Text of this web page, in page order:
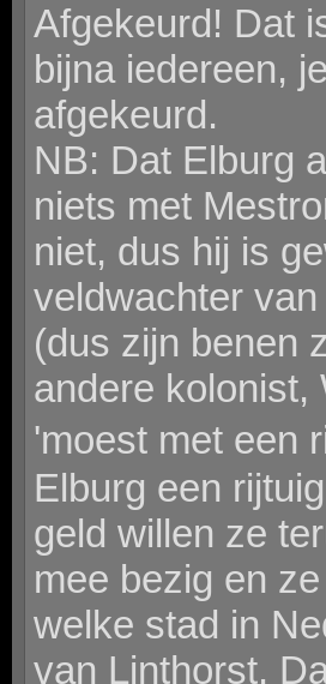
Afgekeurd! Dat
bijna iedereen,
afgekeurd.
NB: Dat Elburg
niets met
niet, dus hij is
veldwachter
(dus zijn benen
andere kolonist,
'moest met een
Elburg een
geld willen ze
mee bezig en
welke stad in
van Linthorst.